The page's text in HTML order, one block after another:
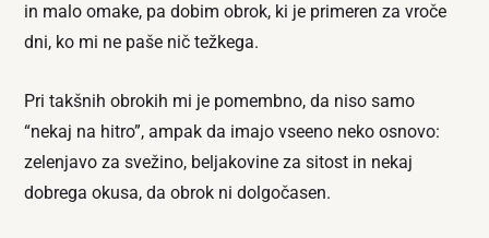
in malo omake, pa dobim obrok, ki je primeren za vroče
dni, ko mi ne paše nič težkega.
Pri takšnih obrokih mi je pomembno, da niso samo
“nekaj na hitro”, ampak da imajo vseeno neko osnovo:
zelenjavo za svežino, beljakovine za sitost in nekaj
dobrega okusa, da obrok ni dolgočasen.